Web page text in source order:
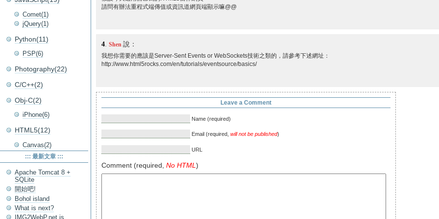
請問有辦法重程式端傳值或資訊道網頁端顯示嘛@@
4. Shen 說：
我想你需要的應該是Server-Sent Events or WebSockets技術之類的，請參考下述網址：
http://www.html5rocks.com/en/tutorials/eventsource/basics/
Leave a Comment
Name (required)
Email (required, will not be published)
URL
Comment (required, No HTML )
Comet(1)
jQuery(1)
Python(11)
PSP(6)
Photography(22)
C/C++(2)
Obj-C(2)
iPhone(6)
HTML5(12)
Canvas(2)
::: 最新文章 :::
Apache Tomcat 8 +
SQLite
開始吧!
Bohol island
What is next?
IMG2WebP.net is